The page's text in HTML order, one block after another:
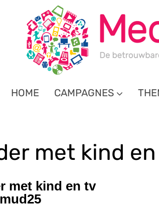
HOME CAMPAGNES
met kind
met kind en tv